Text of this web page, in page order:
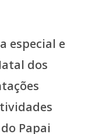
especial e
dos
Papai